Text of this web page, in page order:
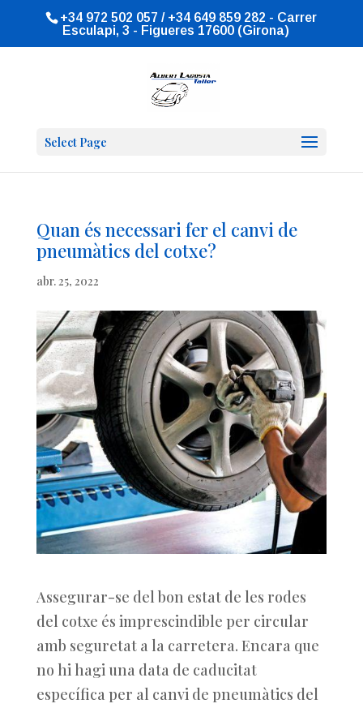
+34 972 502 057 / +34 649 859 282 - Carrer
Esculapi, 3 - Figueres 17600 (Girona)
Select Page
Quan és necessari fer el canvi de
pneumàtics del cotxe?
abr. 25, 2022
Assegurar-se del bon estat de les rodes
del cotxe és imprescindible per circular
amb seguretat a la carretera. Encara que
no hi hagi una data de caducitat
específica per al canvi de pneumàtics del